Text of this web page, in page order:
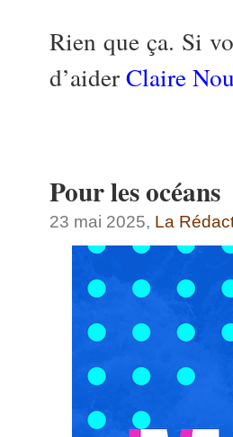
Rien que ça. Si
d’aiderClaire
Pour les océans
23 mai 2025, La